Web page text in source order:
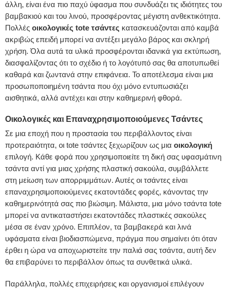
άλλη, είναι ένα πιο παχύ ύφασμα που συνδυάζει τις ιδιότητες του
βαμβακιού και του λινού, προσφέροντας μέγιστη ανθεκτικότητα.
Πολλές οικολογικές tote τσάντες κατασκευάζονται από καμβά
ακριβώς επειδή μπορεί να αντέξει μεγάλο βάρος και σκληρή
χρήση. Όλα αυτά τα υλικά προσφέρονται ιδανικά για εκτύπωση,
διασφαλίζοντας ότι το σχέδιο ή το λογότυπό σας θα αποτυπωθεί
καθαρά και ζωντανά στην επιφάνεια. Το αποτέλεσμα είναι μια
προσωποποιημένη τσάντα που όχι μόνο εντυπωσιάζει
αισθητικά, αλλά αντέχει και στην καθημερινή φθορά.
Οικολογικές και Επαναχρησιμοποιούμενες Τσάντες
Σε μια εποχή που η προστασία του περιβάλλοντος είναι
προτεραιότητα, οι tote τσάντες ξεχωρίζουν ως μια οικολογική
επιλογή. Κάθε φορά που χρησιμοποιείτε τη δική σας υφασμάτινη
τσάντα αντί για μιας χρήσης πλαστική σακούλα, συμβάλλετε
στη μείωση των απορριμμάτων. Αυτές οι τσάντες είναι
επαναχρησιμοποιούμενες εκατοντάδες φορές, κάνοντας την
καθημερινότητά σας πιο βιώσιμη. Μάλιστα, μια μόνο τσάντα tote
μπορεί να αντικαταστήσει εκατοντάδες πλαστικές σακούλες
μέσα σε έναν χρόνο. Επιπλέον, τα βαμβακερά και λινά
υφάσματα είναι βιοδιασπώμενα, πράγμα που σημαίνει ότι όταν
έρθει η ώρα να αποχωριστείτε την παλιά σας τσάντα, αυτή δεν
θα επιβαρύνει το περιβάλλον όπως τα συνθετικά υλικά.
Παράλληλα, πολλές επιχειρήσεις και οργανισμοί επιλέγουν